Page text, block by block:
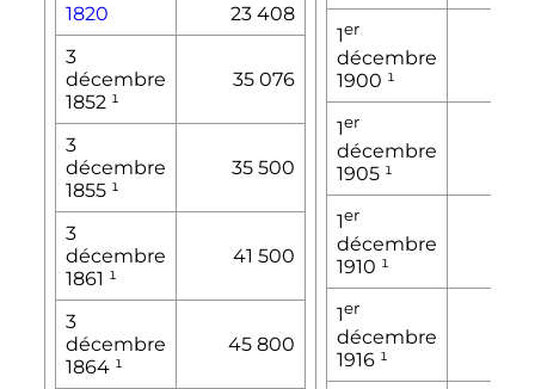
1820
23 408
3
décembre
1852¹
35 076
3
décembre
1855¹
35 500
3
décembre
1861 ¹
41 500
3
décembre
1864¹
45 800
1er
décembre
1900 ¹
1er
décembre
1905¹
1er
décembre
1910 ¹
1er
décembre
1916¹